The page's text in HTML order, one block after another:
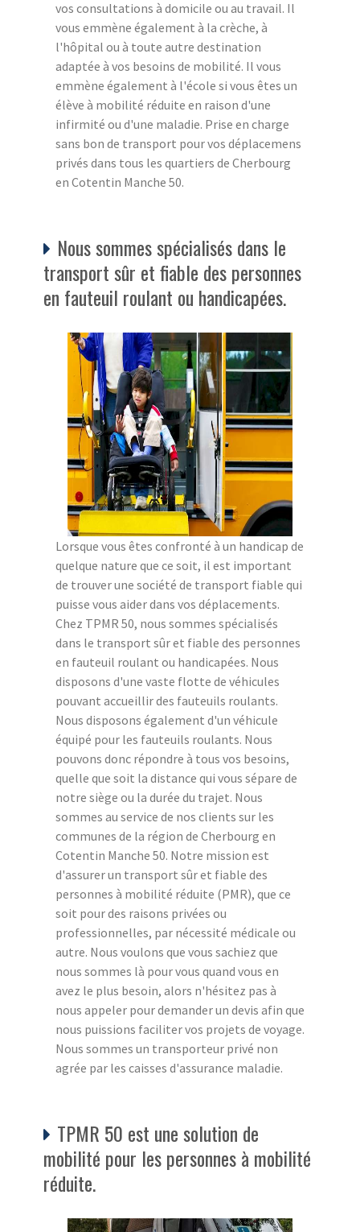
vos consultations à domicile ou au travail. Il
vous emmène également à la crèche, à
l'hôpital ou à toute autre destination
adaptée à vos besoins de mobilité. Il vous
emmène également à l'école si vous êtes un
élève à mobilité réduite en raison d'une
infirmité ou d'une maladie. Prise en charge
sans bon de transport pour vos déplacemens
privés dans tous les quartiers de Cherbourg
en Cotentin Manche 50.
Nous sommes spécialisés dans le
transport sûr et fiable des personnes
en fauteuil roulant ou handicapées.
Lorsque vous êtes confronté à un handicap de
quelque nature que ce soit, il est important
de trouver une société de transport fiable qui
puisse vous aider dans vos déplacements.
Chez TPMR 50, nous sommes spécialisés
dans le transport sûr et fiable des personnes
en fauteuil roulant ou handicapées. Nous
disposons d'une vaste flotte de véhicules
pouvant accueillir des fauteuils roulants.
Nous disposons également d'un véhicule
équipé pour les fauteuils roulants. Nous
pouvons donc répondre à tous vos besoins,
quelle que soit la distance qui vous sépare de
notre siège ou la durée du trajet. Nous
sommes au service de nos clients sur les
communes de la région de Cherbourg en
Cotentin Manche 50. Notre mission est
d'assurer un transport sûr et fiable des
personnes à mobilité réduite (PMR), que ce
soit pour des raisons privées ou
professionnelles, par nécessité médicale ou
autre. Nous voulons que vous sachiez que
nous sommes là pour vous quand vous en
avez le plus besoin, alors n'hésitez pas à
nous appeler pour demander un devis afin que
nous puissions faciliter vos projets de voyage.
Nous sommes un transporteur privé non
agrée par les caisses d'assurance maladie.
TPMR 50 est une solution de
mobilité pour les personnes à mobilité
réduite.